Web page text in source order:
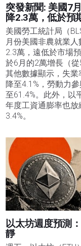
突發新聞: 美國7
降2.3萬，低於預
美國勞工統計局（
月份美國非農就業
2.3萬，遠低於市場
於6月的2萬增長（
其他數據顯示，失業
降至4.1%，勞動力
至61.4%。此外，以
年度工資通膨率也放
3.4%。
以太坊週度預測
靜